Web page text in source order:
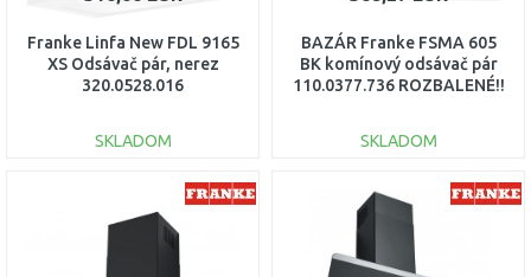
Franke Linfa New FDL 9165
XS Odsávač pár, nerez
320.0528.016
SKLADOM
DO KOŠÍKA
Porovnať
BAZÁR Franke FSMA 605
BK komínový odsávač pár
110.0377.736 ROZBALENÉ!!
SKLADOM
DO KOŠÍKA
Porovnať